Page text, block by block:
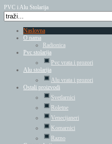
PVC i Alu Stolarija
Naslovna
O nama
Radionica
Pvc stolarija
Pvc vrata i prozori
Alu stolarija
Alu vrata i prozori
Ostali proizvodi
Svetlarnici
Roletne
Venecijaneri
Komarnici
Razno